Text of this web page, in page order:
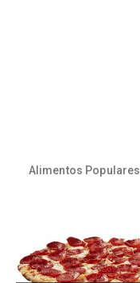
Alimentos Populares